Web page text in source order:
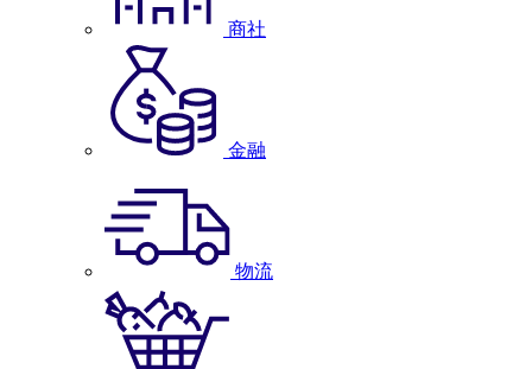
商社
金融
物流